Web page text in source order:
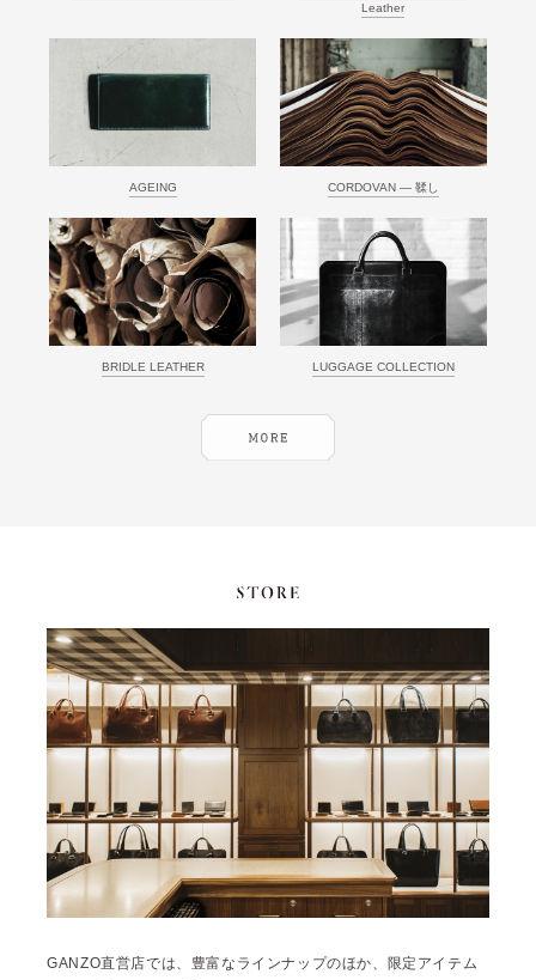
Leather
AGEING CORDOVAN ― 鞣し
BRIDLE LEATHER LUGGAGE COLLECTION
GANZO直営店では、豊富なラインナップのほか、限定アイテム